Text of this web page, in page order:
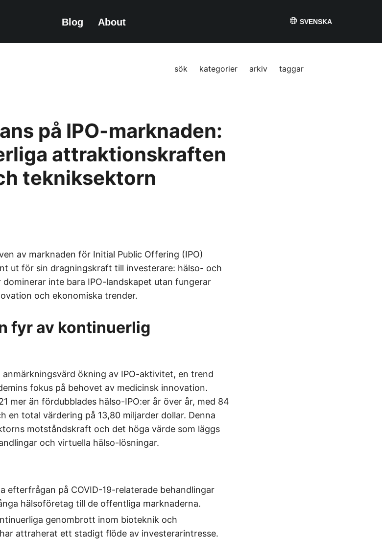
Blog About SVENSKA
sök kategorier arkiv taggar
på IPO-marknaden:
attraktionskraften
tekniksektorn
av marknaden för Initial Public Offering (IPO)
ut för sin dragningskraft till investerare: hälso- och
inte bara IPO-landskapet utan fungerar
och ekonomiska trender.
fyr av kontinuerlig
ökning av IPO-aktivitet, en trend
fokus på behovet av medicinsk innovation.
mer än fördubblades hälso-IPO:er år över år, med 84
en total värdering på 13,80 miljarder dollar. Denna
motståndskraft och det höga värde som läggs
och virtuella hälso-lösningar.
efterfrågan på COVID-19-relaterade behandlingar
hälsoföretag till de offentliga marknaderna.
genombrott inom bioteknik och
attraherat ett stadigt flöde av investerarintresse.